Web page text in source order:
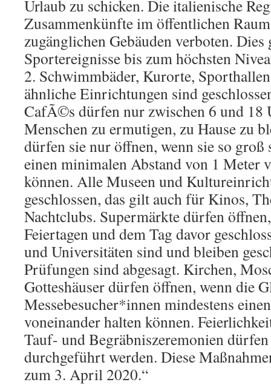
Urlaub zu schicken. Die italienische
Zusammenkünfte im öffentlichen
zugänglichen Gebäuden verboten.
Sportereignisse bis zum höchsten
2. Schwimmbäder, Kurorte,
ähnliche Einrichtungen sind
CafÃ©s dürfen nur zwischen 6 und 18
Menschen zu ermutigen, zu Hause zu
dürfen sie nur öffnen, wenn sie so groß
einen minimalen Abstand von 1 Meter
können. Alle Museen und
geschlossen, das gilt auch für Kinos,
Nachtclubs. Supermärkte dürfen
Feiertagen und dem Tag davor
und Universitäten sind und bleiben
Prüfungen sind abgesagt. Kirchen,
Gotteshäuser dürfen öffnen, wenn die
Messebesucher*innen mindestens
voneinander halten können.
Tauf- und Begräbniszeremonien
durchgeführt werden. Diese
zum 3. April 2020.“